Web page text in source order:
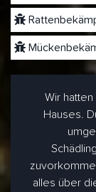
Wir
Hauses.
alles über